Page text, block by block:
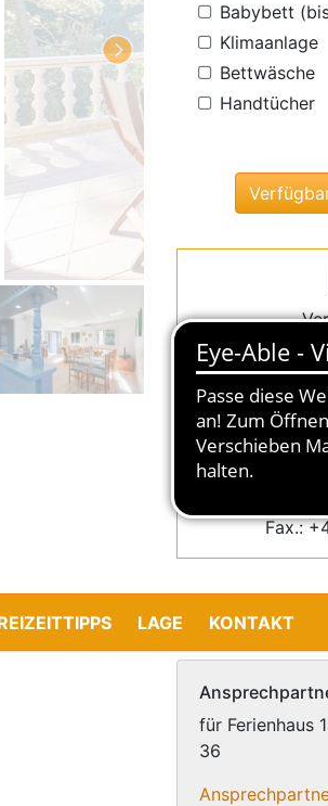
Babybett
Klimaanlage
Bettwäsche
Handtücher
Julius-
D-
Tel.:
Fax.:
LAGE KONTAKT
für Ferienhaus
36